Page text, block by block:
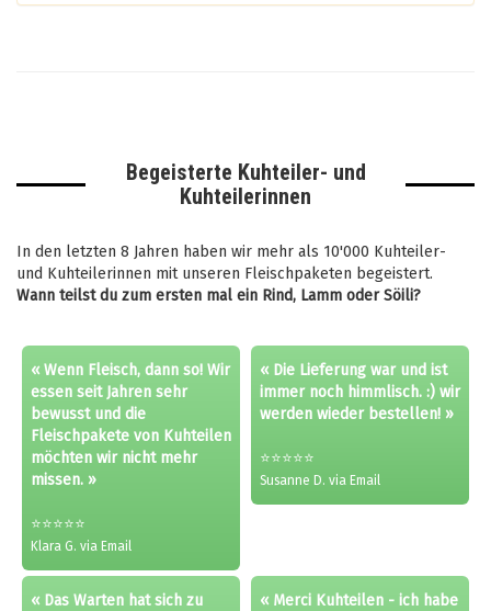
Begeisterte Kuhteiler- und
Kuhteilerinnen
In den letzten 8 Jahren haben wir mehr als 10'000 Kuhteiler-
und Kuhteilerinnen mit unseren Fleischpaketen begeistert.
Wann teilst du zum ersten mal ein Rind, Lamm oder Söili?
« Wenn Fleisch, dann so! Wir
essen seit Jahren sehr
bewusst und die
Fleischpakete von Kuhteilen
möchten wir nicht mehr
missen. »
⭐⭐⭐⭐⭐
Klara G. via Email
« Die Lieferung war und ist
immer noch himmlisch. :) wir
werden wieder bestellen! »
⭐⭐⭐⭐⭐
Susanne D. via Email
« Das Warten hat sich zu
« Merci Kuhteilen - ich habe